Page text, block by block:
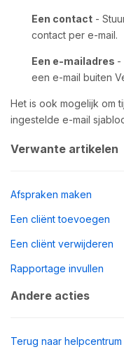
Een contact -
contact per e-mail.
Een e-mailadres -
een e-mail buiten
Het is ook mogelijk om
ingestelde e-mail
Verwante artikelen
Afspraken maken
Een cliënt toevoegen
Een cliënt verwijderen
Rapportage invullen
Andere acties
Terug naar helpcentrum